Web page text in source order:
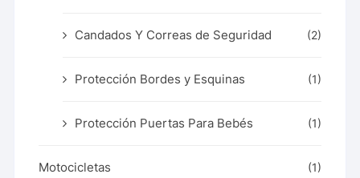
Candados Y Correas de Seguridad (2)
Protección Bordes y Esquinas (1)
Protección Puertas Para Bebés (1)
Motocicletas (1)